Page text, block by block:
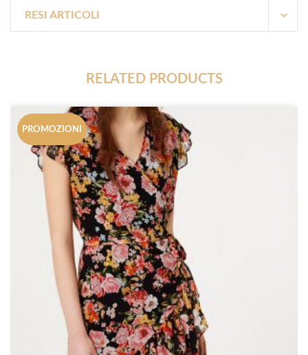
RESI ARTICOLI
RELATED PRODUCTS
PROMOZIONI